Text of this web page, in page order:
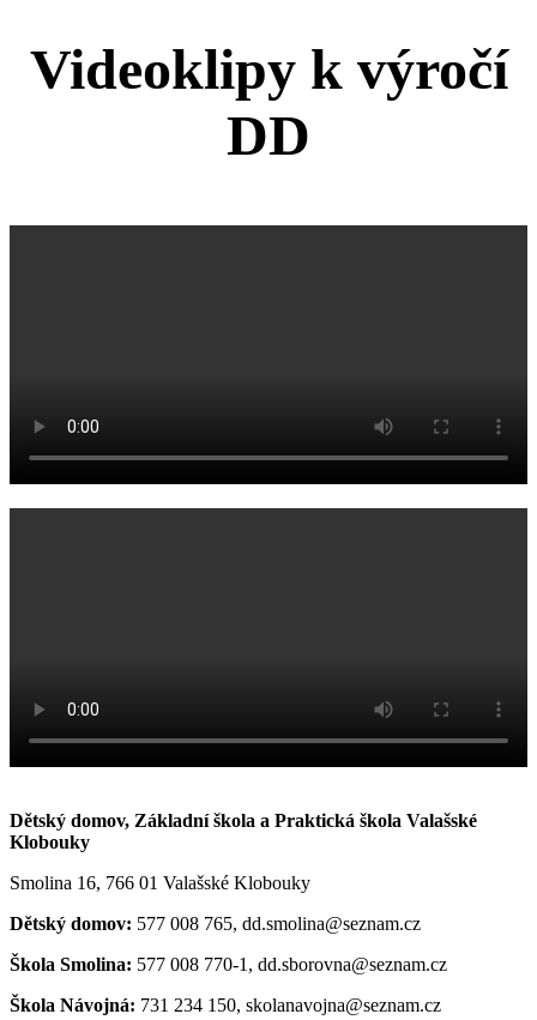
Videoklipy k výročí
DD
Dětský domov, Základní škola a Praktická škola Valašské
Klobouky
Smolina 16, 766 01 Valašské Klobouky
Dětský domov: 577 008 765, dd.smolina@seznam.cz
Škola Smolina: 577 008 770-1, dd.sborovna@seznam.cz
Škola Návojná: 731 234 150, skolanavojna@seznam.cz